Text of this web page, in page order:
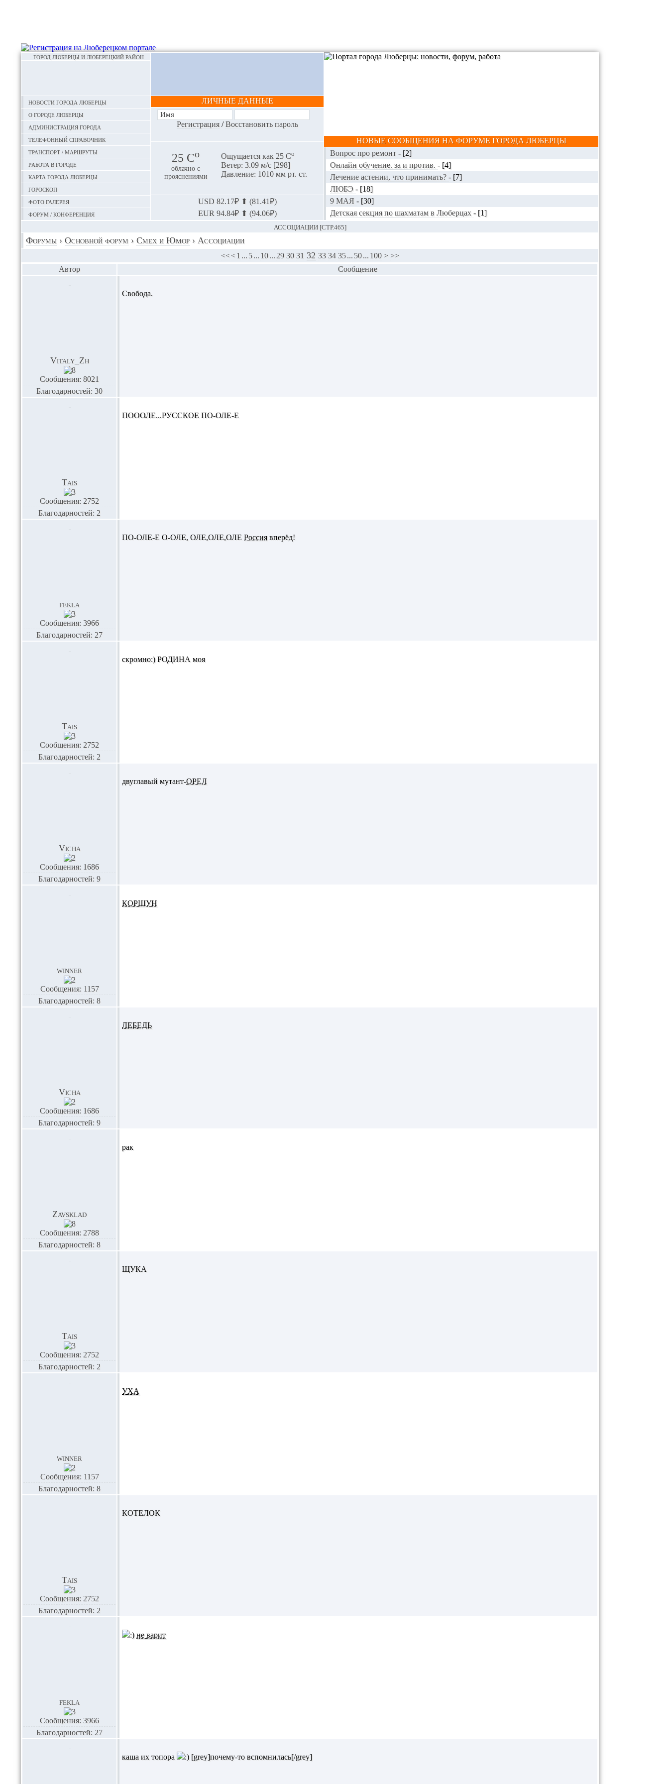
ГОРОД ЛЮБЕРЦЫ И ЛЮБЕРЕЦКИЙ РАЙОН
Новости города Люберцы
О городе Люберцы
Администрация города
Телефонный справочник
Транспорт / маршруты
Работа в городе
Карта города Люберцы
Гороскоп
Фото галерея
Форум / конференция
ЛИЧНЫЕ ДАННЫЕ
Регистрация/Восстановить пароль
25 Сo
облачно с
прояснениями
Ощущается как 25 Сo
Ветер: 3.09 м/с [298]
Давление: 1010 мм рт. ст.
USD 82.17₽ ⬆ (81.41₽)
EUR 94.84₽ ⬆ (94.06₽)
НОВЫЕ СООБЩЕНИЯ НА ФОРУМЕ ГОРОДА ЛЮБЕРЦЫ
Вопрос про ремонт - [2]
Онлайн обучение. за и против. - [4]
Лечение астении, что принимать? - [7]
ЛЮБЭ - [18]
9 МАЯ - [30]
Детская секция по шахматам в Люберцах - [1]
АССОЦИАЦИИ [СТР.465]
Форумы › Основной форум › Смех и Юмор › Ассоциации
<< < 1 ... 5 ... 10 ... 29 30 31 32 33 34 35 ... 50 ... 100 > >>
Автор
Сообщение
Vitaly_Zh
Сообщения: 8021
Благодарностей: 30
Свобода.
Tais
Сообщения: 2752
Благодарностей: 2
ПОООЛЕ...РУССКОЕ ПО-ОЛЕ-Е
fekla
Сообщения: 3966
Благодарностей: 27
ПО-ОЛЕ-Е О-ОЛЕ, ОЛЕ,ОЛЕ,ОЛЕ Россия вперёд!
Tais
Сообщения: 2752
Благодарностей: 2
скромно:) РОДИНА моя
Vicha
Сообщения: 1686
Благодарностей: 9
двуглавый мутант-ОРЕЛ
winner
Сообщения: 1157
Благодарностей: 8
КОРШУН
Vicha
Сообщения: 1686
Благодарностей: 9
ЛЕБЕДЬ
Zavsklad
Сообщения: 2788
Благодарностей: 8
рак
Tais
Сообщения: 2752
Благодарностей: 2
ЩУКА
winner
Сообщения: 1157
Благодарностей: 8
УХА
Tais
Сообщения: 2752
Благодарностей: 2
КОТЕЛОК
fekla
Сообщения: 3966
Благодарностей: 27
не варит
каша их топора [grey]почему-то вспомнилась[/grey]